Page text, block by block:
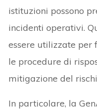
istituzioni possono
incidenti operativi.
essere utilizzate per
le procedure di
mitigazione del
In particolare, la